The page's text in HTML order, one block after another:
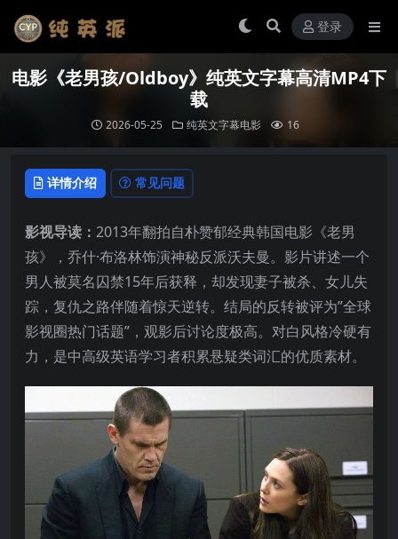
登录
电影《老男孩/Oldboy》纯英文字幕高清MP4下
载
2026-05-25 纯英文字幕电影 16
详情介绍 常见问题
影视导读： 2013年翻拍自朴赞郁经典韩国电影《老男
孩》，乔什·布洛林饰演神秘反派沃夫曼。影片讲述一个
男人被莫名囚禁15年后获释，却发现妻子被杀、女儿失
踪，复仇之路伴随着惊天逆转。结局的反转被评为”全球
影视圈热门话题”，观影后讨论度极高。对白风格冷硬有
力，是中高级英语学习者积累悬疑类词汇的优质素材。